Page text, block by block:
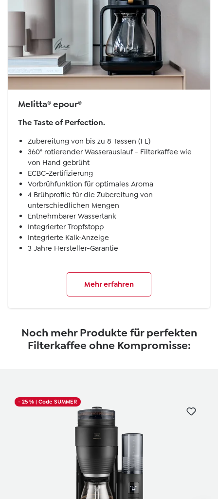
Melitta® epour®
The Taste of Perfection.
Zubereitung von bis zu 8 Tassen (1 L)
360° rotierender Wasserauslauf - Filterkaffee wie
von Hand gebrüht
ECBC-Zertifizierung
Vorbrühfunktion für optimales Aroma
4 Brühprofile für die Zubereitung von
unterschiedlichen Mengen
Entnehmbarer Wassertank
Integrierter Tropfstopp
Integrierte Kalk-Anzeige
3 Jahre Hersteller-Garantie
Mehr erfahren
Noch mehr Produkte für perfekten
Filterkaffee ohne Kompromisse:
- 25 %| Code SUMMER